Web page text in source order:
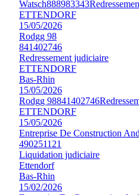
Watsch888983343
ETTENDORF
15/05/2026
Rodgg 98
841402746
Redressement judiciaire
ETTENDORF
Bas-Rhin
15/05/2026
Rodgg 98841402746
ETTENDORF
15/05/2026
Entreprise De Construction
490251121
Liquidation judiciaire
Ettendorf
Bas-Rhin
15/02/2026